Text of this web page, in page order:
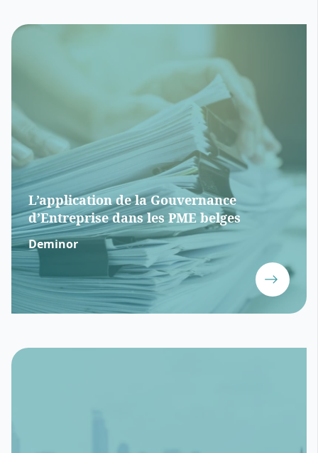
L’application de la Gouvernance
d’Entreprise dans les PME belges
Deminor